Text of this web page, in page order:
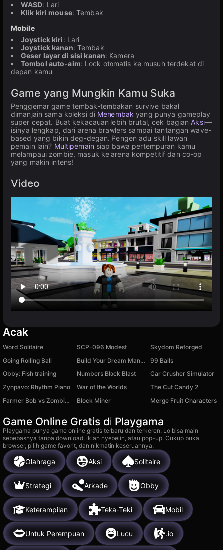
WASD: Lari
Klik kiri mouse: Tembak
Mobile
Joystick kiri: Lari
Joystick kanan: Tembak
Geser layar di sisi kanan: Kamera
Tombol auto-aim: Lock otomatis ke musuh terdekat di
depan kamu
Game yang Mungkin Kamu Suka
Penggemar game tembak-tembakan survive bakal
dimanjain sama koleksi di Menembak yang punya gameplay
super cepat. Buat kekacauan lebih brutal, cek bagianAksi—
isinya lengkap, dari arena brawlers sampai tantangan wave-
based yang bikin deg-degan. Pengen adu skill lawan
pemain lain? Multipemain siap bawa pertempuran kamu
melampaui zombie, masuk ke arena kompetitif dan co-op
yang makin intens!
Video
Acak
Word Solitaire SCP-096 Modest
Skydom Reforged
Going Rolling Ball
Build Your Dream Mansion!
99 Balls
Obby: Fish training
Numbers Block Blast
Car Crusher Simulator
Zynpavo: Rhythm Piano
War of the Worlds
The Cut Candy 2
Farmer Bob vs Zombies!
Block Miner Merge Fruit Characters
Game Online Gratis di Playgama
Playgama punya game online gratis terbaru dan terkeren. Lo bisa main
sebebasnya tanpa download, iklan nyebelin, atau pop-up. Cukup buka
browser, pilih game favorit, dan nikmatin keseruannya.
Olahraga Aksi Solitaire
Strategi Arkade Obby
Keterampilan Teka-Teki Mobil
Untuk Perempuan Lucu .io